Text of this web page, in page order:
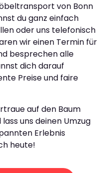
von Bonn
du ganz einfach
oder uns telefonisch
wir einen Termin für
besprechen alle
dich darauf
Preise und faire
auf den Baum
uns deinen Umzug
Erlebnis
heute!